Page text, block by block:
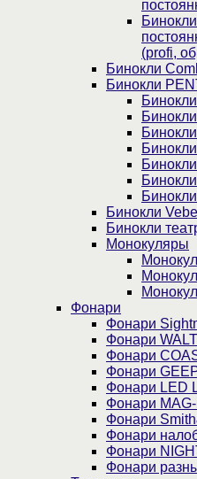
(profi,
Бинокли
Бинокли
Бинокли
Бинокли
Монокуляры
Фонари
Фонари
Фонари
Фонари
Фонари
Фонари LED
Фонари
Фонари
Фонари
Фонари
Фонари